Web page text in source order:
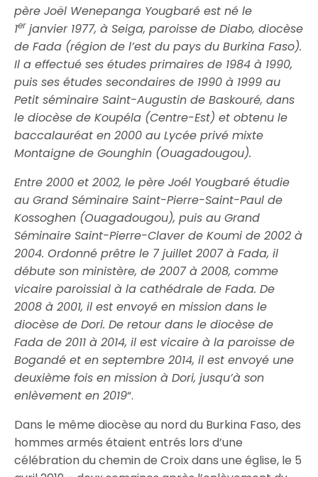
père Joël Wenepanga Yougbaré est né le
1erjanvier 1977, à Seiga, paroisse de Diabo, diocèse
de Fada (région de l’est du pays du Burkina Faso).
Il a effectué ses études primaires de 1984 à 1990,
puis ses études secondaires de 1990 à 1999 au
Petit séminaire Saint-Augustin de Baskouré, dans
le diocèse de Koupéla (Centre-Est) et obtenu le
baccalauréat en 2000 au Lycée privé mixte
Montaigne de Gounghin (Ouagadougou).
Entre 2000 et 2002, le père Joél Yougbaré étudie
au Grand Séminaire Saint-Pierre-Saint-Paul de
Kossoghen (Ouagadougou), puis au Grand
Séminaire Saint-Pierre-Claver de Koumi de 2002 à
2004. Ordonné prêtre le 7 juillet 2007 à Fada, il
débute son ministère, de 2007 à 2008, comme
vicaire paroissial à la cathédrale de Fada. De
2008 à 2001, il est envoyé en mission dans le
diocèse de Dori. De retour dans le diocèse de
Fada de 2011 à 2014, il est vicaire à la paroisse de
Bogandé et en septembre 2014, il est envoyé une
deuxième fois en mission à Dori, jusqu’à son
enlèvement en 2019“.
Dans le même diocèse au nord du Burkina Faso, des
hommes armés étaient entrés lors d’une
célébration du chemin de Croix dans une église, le 5